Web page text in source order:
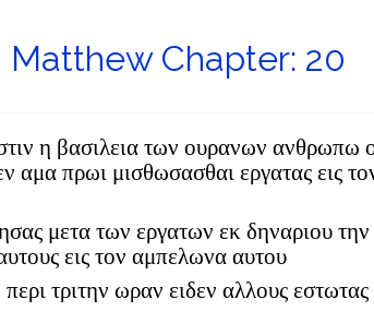
Matthew Chapter: 20
η βασιλεια των ουρανων ανθρωπω
αμα πρωι μισθωσασθαι εργατας εις
μετα των εργατων εκ δηναριου
εις τον αμπελωνα αυτου
τριτην ωραν ειδεν αλλους